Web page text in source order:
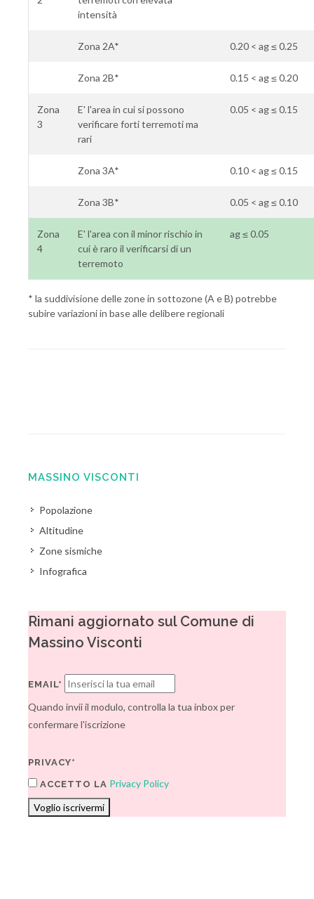
intensità
Zona 2A* 0.20 < ag ≤ 0.25
Zona 2B* 0.15 < ag ≤ 0.20
Zona
3
E' l'area in cui si possono
verificare forti terremoti ma
rari
0.05 < ag ≤ 0.15
Zona 3A* 0.10 < ag ≤ 0.15
Zona 3B* 0.05 < ag ≤ 0.10
Zona
4
E' l'area con il minor rischio in
cui è raro il verificarsi di un
terremoto
ag ≤ 0.05
* la suddivisione delle zone in sottozone (A e B) potrebbe
subire variazioni in base alle delibere regionali
MASSINO VISCONTI
Popolazione
Altitudine
Zone sismiche
Infografica
Rimani aggiornato sul Comune di
Massino Visconti
EMAIL*
Quando invii il modulo, controlla la tua inbox per
confermare l'iscrizione
PRIVACY*
ACCETTO LA Privacy Policy
Voglio iscrivermi